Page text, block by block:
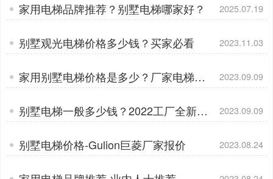
家用电梯品牌推荐？别墅电梯哪家好？ 2025.07.19
别墅观光电梯价格多少钱？买家必看 2023.11.03
家用别墅电梯价格是多少？厂家电梯直
销
2023.09.09
别墅电梯一般多少钱？2022工厂全新报
价
2023.09.09
别墅电梯价格-Gulion巨菱厂家报价 2023.08.24